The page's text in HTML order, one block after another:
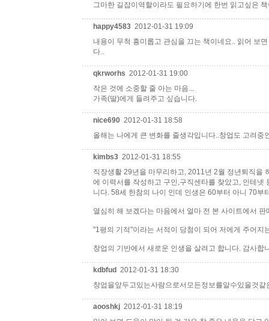
그마한 길잡이역할이라도 필요하기에 한번 읽고싶은
happy4583 2012-01-31 19:09
내용이 무척 흥미롭고 관심을 끄는 책이네요.. 읽어 보
다..
qkrworhs 2012-01-31 19:00
작은 것에 소중할 줄 아는 마음...
가족(딸)에게 들려주고 싶습니다.
nice690 2012-01-31 18:58
올해는 나에게 큰 변화를 줄생각입니다..창업도 고려
kimbs3 2012-01-31 18:55
직장생활 29년을 마무리하고, 2011년 2월 정년퇴직을
에 이력서를 작성하고 구인,구직센타를 찾았고, 인테넷
니다. 58세 한참의 나이 인데 인생은 60부터 아니 70부
열심히 해 보겠다는 마음에서 얼마 전 본 사이트에서
"1평의 기적"이라는 서적이 당첨이 되어 저에게 주어
창업의 기반에서 새로운 인생을 살려고 합니다. 감사합
kdbfud 2012-01-31 18:30
창업을앞두고있는사람으로서모든정보를알수있을것
aooshkj 2012-01-31 18:19